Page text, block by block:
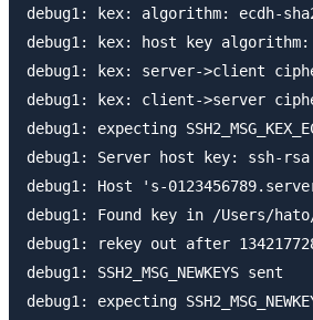
debug1: kex: algorithm: ecdh-
debug1: kex: host key algorithm:
debug1: kex: server->client
debug1: kex: client->server
debug1: expecting
debug1: Server host key: ssh-rsa
debug1: Host 's-
debug1: Found key in /Users/
debug1: rekey out after
debug1: SSH2_MSG_NEWKEYS sent
debug1: expecting